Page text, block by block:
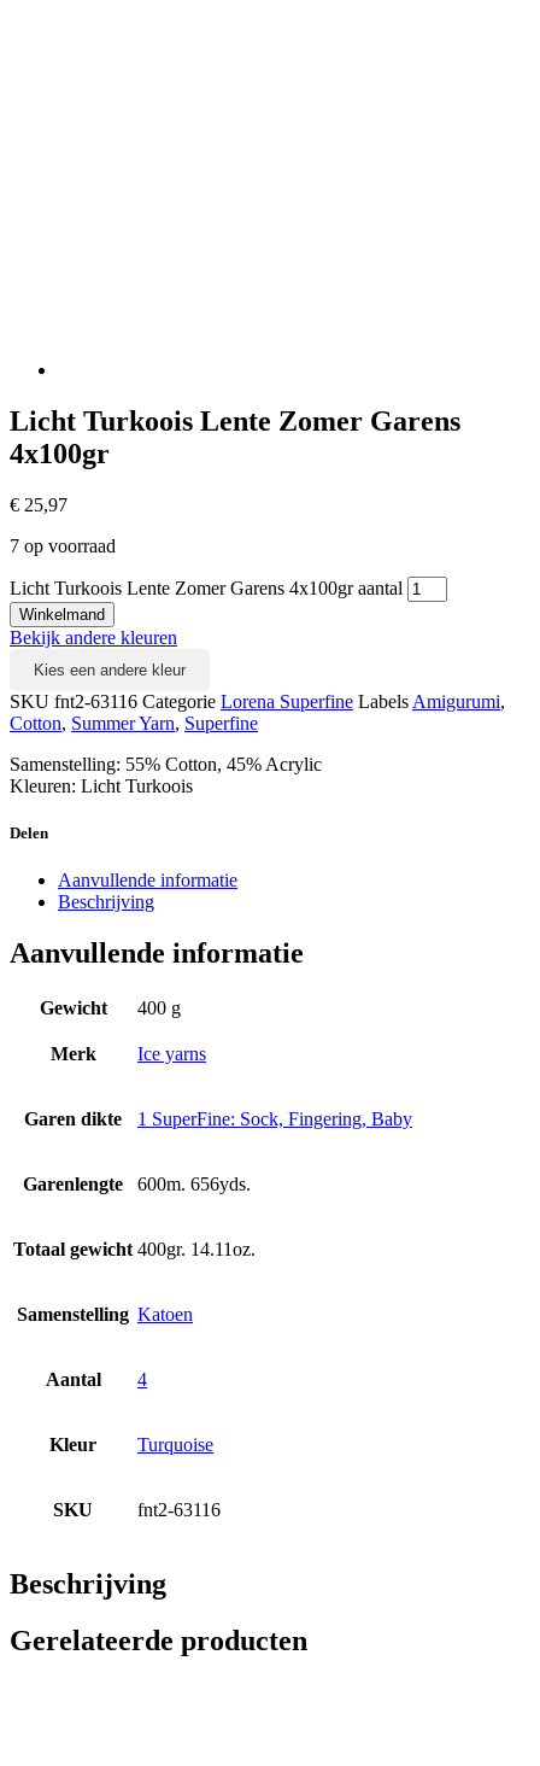
Licht Turkoois Lente Zomer Garens
4x100gr
€ 25,97
7 op voorraad
Licht Turkoois Lente Zomer Garens 4x100gr aantal
Winkelmand
Bekijk andere kleuren
Kies een andere kleur
SKU fnt2-63116 Categorie Lorena Superfine Labels Amigurumi,
Cotton, Summer Yarn, Superfine
Samenstelling: 55% Cotton, 45% Acrylic
Kleuren: Licht Turkoois
Delen
Aanvullende informatie
Beschrijving
Aanvullende informatie
Gewicht 400 g
Merk Ice yarns
Garen dikte 1 SuperFine: Sock, Fingering, Baby
Garenlengte 600m. 656yds.
Totaal gewicht 400gr. 14.11oz.
Samenstelling Katoen
Aantal 4
Kleur Turquoise
SKU fnt2-63116
Beschrijving
Gerelateerde producten